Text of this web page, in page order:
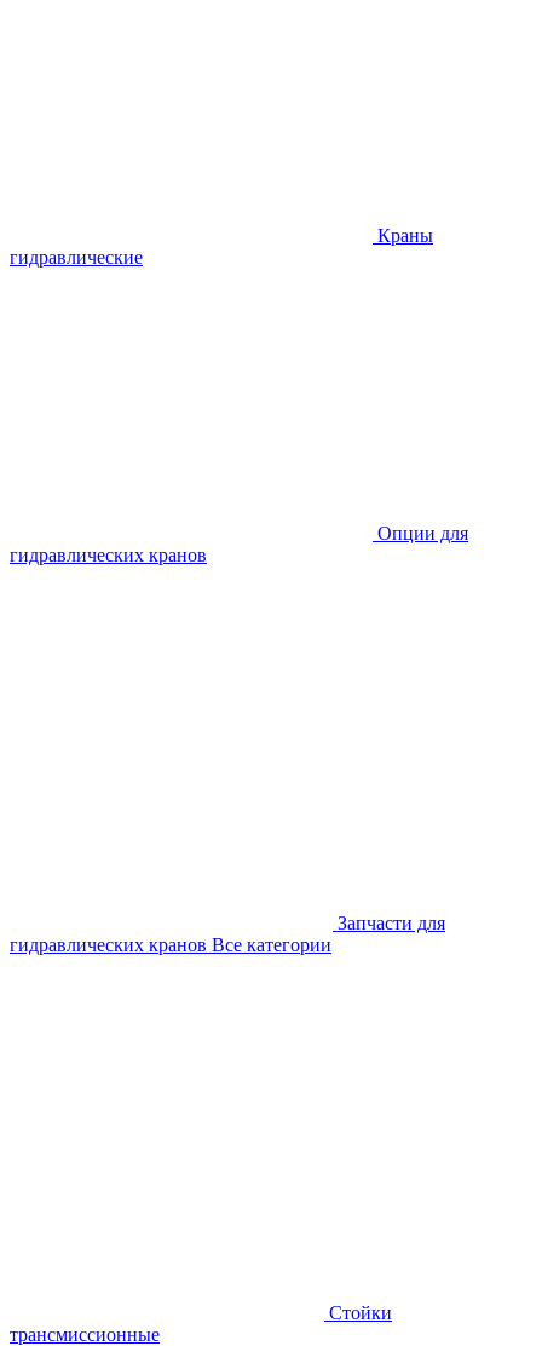
Краны
гидравлические
Опции для
гидравлических кранов
Запчасти для
гидравлических кранов Все категории
Стойки
трансмиссионные